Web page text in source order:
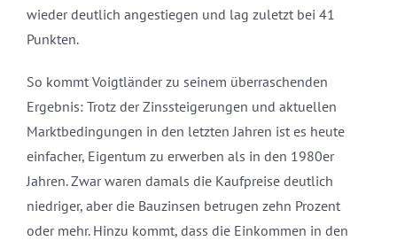
wieder deutlich angestiegen und lag zuletzt bei 41
Punkten.
So kommt Voigtländer zu seinem überraschenden
Ergebnis: Trotz der Zinssteigerungen und aktuellen
Marktbedingungen in den letzten Jahren ist es heute
einfacher, Eigentum zu erwerben als in den 1980er
Jahren. Zwar waren damals die Kaufpreise deutlich
niedriger, aber die Bauzinsen betrugen zehn Prozent
oder mehr. Hinzu kommt, dass die Einkommen in den